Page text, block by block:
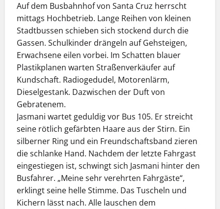
Auf dem Busbahnhof von Santa Cruz herrscht
mittags Hochbetrieb. Lange Reihen von kleinen
Stadtbussen schieben sich stockend durch die
Gassen. Schulkinder drängeln auf Gehsteigen,
Erwachsene eilen vorbei. Im Schatten blauer
Plastikplanen warten Straßenverkäufer auf
Kundschaft. Radiogedudel, Motorenlärm,
Dieselgestank. Dazwischen der Duft von
Gebratenem.
Jasmani wartet geduldig vor Bus 105. Er streicht
seine rötlich gefärbten Haare aus der Stirn. Ein
silberner Ring und ein Freundschaftsband zieren
die schlanke Hand. Nachdem der letzte Fahrgast
eingestiegen ist, schwingt sich Jasmani hinter den
Busfahrer. „Meine sehr verehrten Fahrgäste“,
erklingt seine helle Stimme. Das Tuscheln und
Kichern lässt nach. Alle lauschen dem